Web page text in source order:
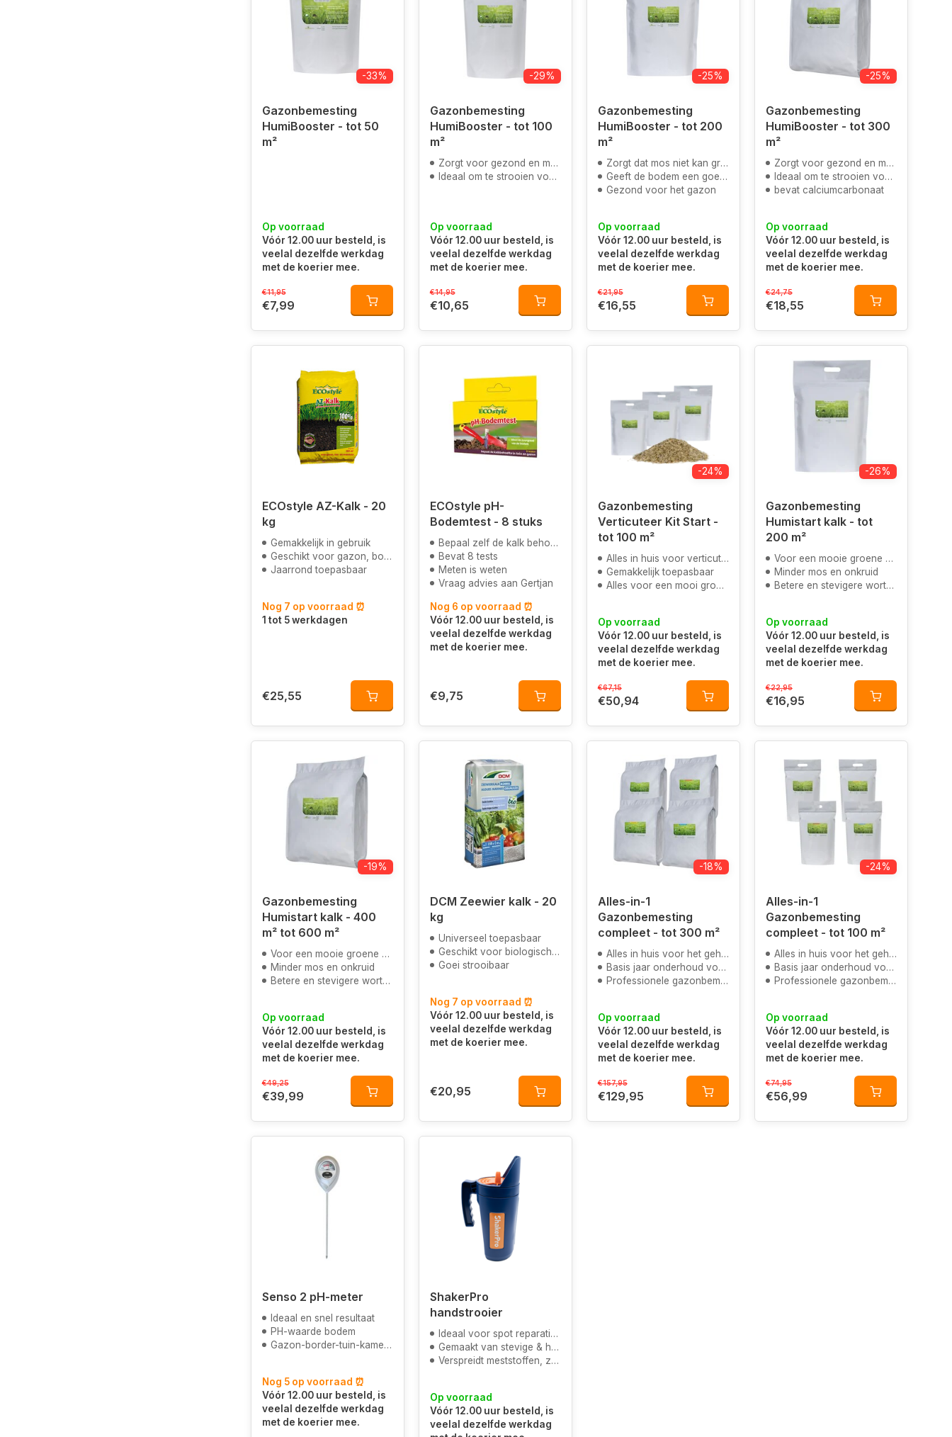
-33%
Gazonbemesting
HumiBooster - tot 50
m²
Op voorraad
Vóór 12.00 uur besteld, is
veelal dezelfde werkdag
met de koerier mee.
€11,95
€7,99
-29%
Gazonbemesting
HumiBooster - tot 100
m²
Zorgt voor gezond en mooi groen gras
Ideaal om te strooien voor er graszoden worden gelegd
Op voorraad
Vóór 12.00 uur besteld, is
veelal dezelfde werkdag
met de koerier mee.
€14,95
€10,65
-25%
Gazonbemesting
HumiBooster - tot 200
m²
Zorgt dat mos niet kan groeien
Geeft de bodem een goede balans
Gezond voor het gazon
Op voorraad
Vóór 12.00 uur besteld, is
veelal dezelfde werkdag
met de koerier mee.
€21,95
€16,55
-25%
Gazonbemesting
HumiBooster - tot 300
m²
Zorgt voor gezond en mooi groen gras
Ideaal om te strooien voor er graszoden worden gelegd
bevat calciumcarbonaat
Op voorraad
Vóór 12.00 uur besteld, is
veelal dezelfde werkdag
met de koerier mee.
€24,75
€18,55
ECOstyle AZ-Kalk - 20
kg
Gemakkelijk in gebruik
Geschikt voor gazon, border en moestuin
Jaarrond toepasbaar
Nog 7 op voorraad ⏰
1 tot 5 werkdagen
€25,55
ECOstyle pH-
Bodemtest - 8 stuks
Bepaal zelf de kalk behoefte
Bevat 8 tests
Meten is weten
Vraag advies aan Gertjan
Nog 6 op voorraad ⏰
Vóór 12.00 uur besteld, is
veelal dezelfde werkdag
met de koerier mee.
€9,75
-24%
Gazonbemesting
Verticuteer Kit Start -
tot 100 m²
Alles in huis voor verticuteren
Gemakkelijk toepasbaar
Alles voor een mooi groen gazon
Op voorraad
Vóór 12.00 uur besteld, is
veelal dezelfde werkdag
met de koerier mee.
€67,15
€50,94
-26%
Gazonbemesting
Humistart kalk - tot
200 m²
Voor een mooie groene kleur door magnesium
Minder mos en onkruid
Betere en stevigere wortels
Op voorraad
Vóór 12.00 uur besteld, is
veelal dezelfde werkdag
met de koerier mee.
€22,95
€16,95
-19%
Gazonbemesting
Humistart kalk - 400
m² tot 600 m²
Voor een mooie groene kleur door magnesium
Minder mos en onkruid
Betere en stevigere wortels
Op voorraad
Vóór 12.00 uur besteld, is
veelal dezelfde werkdag
met de koerier mee.
€49,25
€39,99
DCM Zeewier kalk - 20
kg
Universeel toepasbaar
Geschikt voor biologisch landbouw
Goei strooibaar
Nog 7 op voorraad ⏰
Vóór 12.00 uur besteld, is
veelal dezelfde werkdag
met de koerier mee.
€20,95
-18%
Alles-in-1
Gazonbemesting
compleet - tot 300 m²
Alles in huis voor het gehele jaar
Basis jaar onderhoud voor het gazon
Professionele gazonbemesting
Op voorraad
Vóór 12.00 uur besteld, is
veelal dezelfde werkdag
met de koerier mee.
€157,95
€129,95
-24%
Alles-in-1
Gazonbemesting
compleet - tot 100 m²
Alles in huis voor het gehele jaar
Basis jaar onderhoud voor het gazon
Professionele gazonbemesting
Op voorraad
Vóór 12.00 uur besteld, is
veelal dezelfde werkdag
met de koerier mee.
€74,95
€56,99
Senso 2 pH-meter
Ideaal en snel resultaat
PH-waarde bodem
Gazon-border-tuin-kamerplanten
Nog 5 op voorraad ⏰
Vóór 12.00 uur besteld, is
veelal dezelfde werkdag
met de koerier mee.
ShakerPro
handstrooier
Ideaal voor spot reparaties zoals kuilen
Gemaakt van stevige & hoge kwaliteitsmaterialen
Verspreidt meststoffen, zaden en korrel wetting agents
Op voorraad
Vóór 12.00 uur besteld, is
veelal dezelfde werkdag